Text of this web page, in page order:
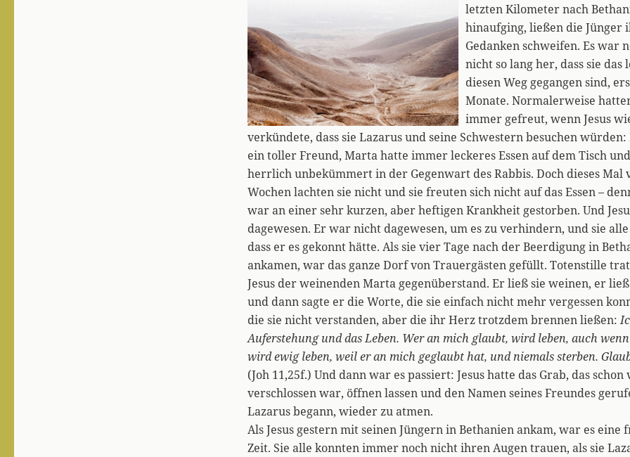
letzten Kilometer nach
hinaufging, ließen die Jünger
Gedanken schweifen. Es war
nicht so lang her, dass sie das
diesen Weg gegangen sind,
Monate. Normalerweise
immer gefreut, wenn Jesus
verkündete, dass sie Lazarus und seine Schwestern besuchen
ein toller Freund, Marta hatte immer leckeres Essen auf dem Tisch
herrlich unbekümmert in der Gegenwart des Rabbis. Doch dieses Mal
Wochen lachten sie nicht und sie freuten sich nicht auf das Essen –
war an einer sehr kurzen, aber heftigen Krankheit gestorben. Und
dagewesen. Er war nicht dagewesen, um es zu verhindern, und sie
dass er es gekonnt hätte. Als sie vier Tage nach der Beerdigung in
ankamen, war das ganze Dorf von Trauergästen gefüllt. Totenstille
Jesus der weinenden Marta gegenüberstand. Er ließ sie weinen, er
und dann sagte er die Worte, die sie einfach nicht mehr vergessen
die sie nicht verstanden, aber die ihr Herz trotzdem brennen ließen:
Auferstehung und das Leben. Wer an mich glaubt, wird leben, auch
wird ewig leben, weil er an mich geglaubt hat, und niemals sterben.
(Joh 11,25f.) Und dann war es passiert: Jesus hatte das Grab, das schon
verschlossen war, öffnen lassen und den Namen seines Freundes
Lazarus begann, wieder zu atmen.
Als Jesus gestern mit seinen Jüngern in Bethanien ankam, war es eine
Zeit. Sie alle konnten immer noch nicht ihren Augen trauen, als sie